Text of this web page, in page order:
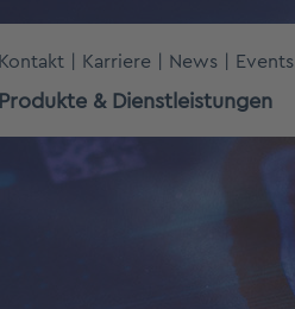
Kontakt Karriere News Events
Produkte & Dienstleistungen